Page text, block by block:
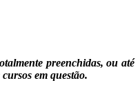
preenchidas, ou até
em questão.